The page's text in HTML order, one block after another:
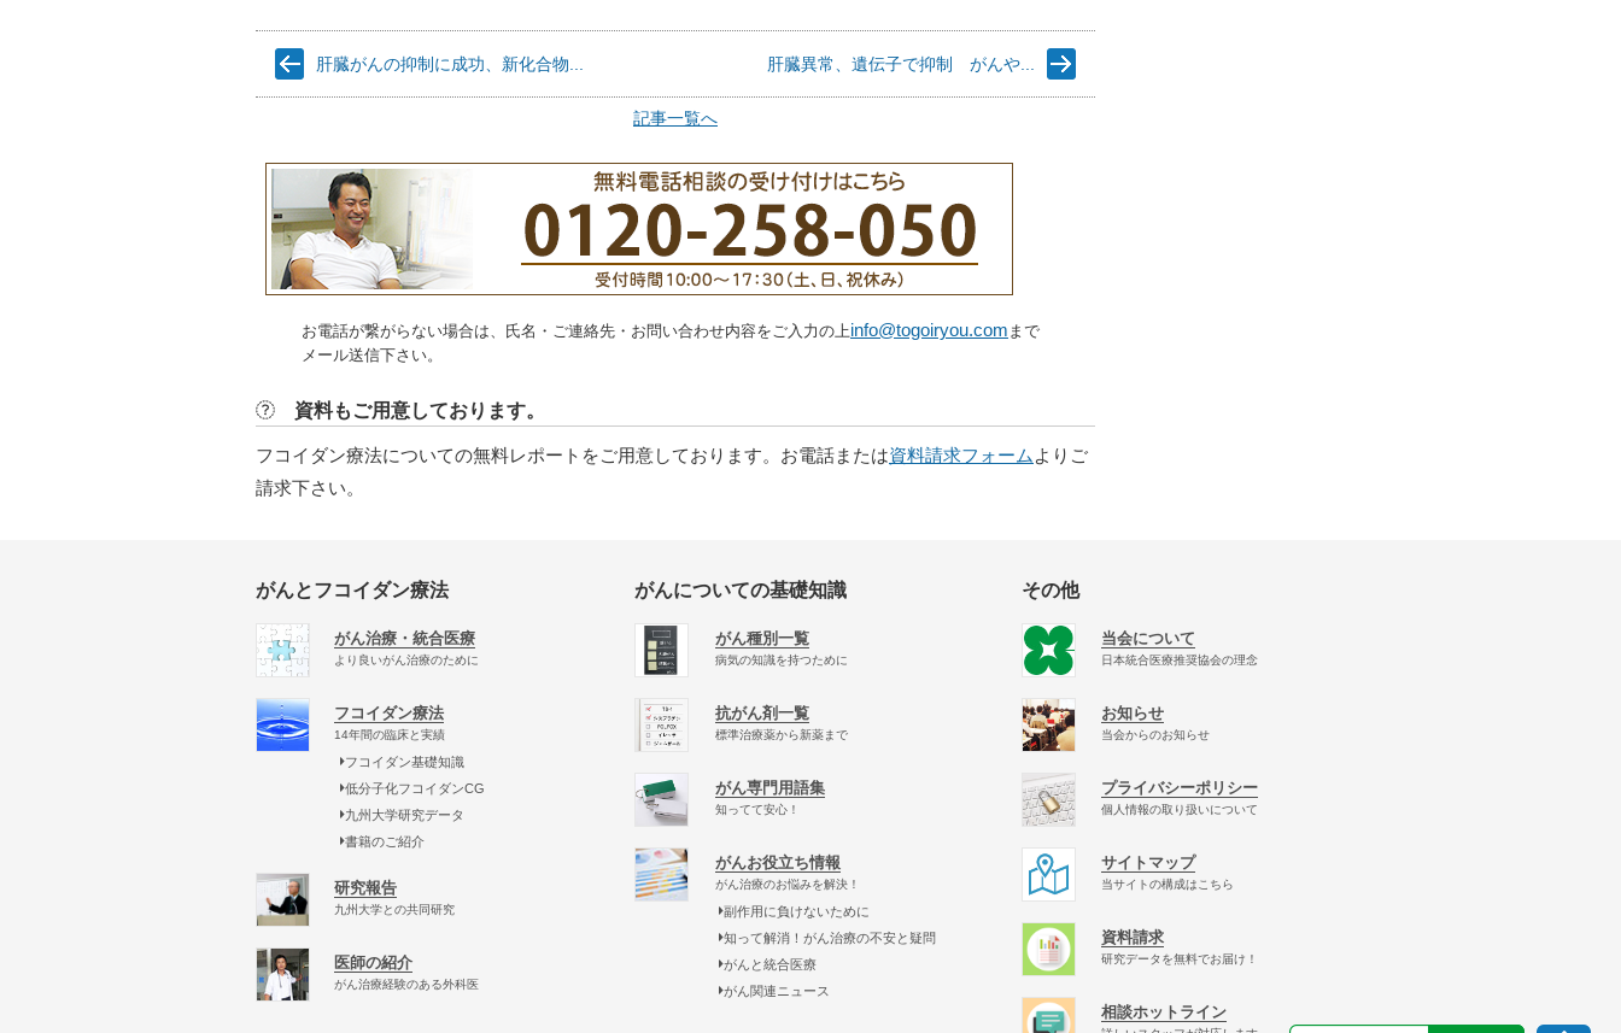
肝臓がんの抑制に成功、新化合物... 肝臓異常、遺伝子で抑制 がんや...
記事一覧へ
お電話が繋がらない場合は、氏名・ご連絡先・お問い合わせ内容をご入力の上info@togoiryou.com まで
メール送信下さい。
資料もご用意しております。
フコイダン療法についての無料レポートをご用意しております。お電話または資料請求フォーム よりご
請求下さい。
がんとフコイダン療法
がん治療・統合医療
より良いがん治療のために
フコイダン療法
14年間の臨床と実績
フコイダン基礎知識
低分子化フコイダンCG
九州大学研究データ
書籍のご紹介
研究報告
九州大学との共同研究
医師の紹介
がん治療経験のある外科医
がんについての基礎知識
がん種別一覧
病気の知識を持つために
抗がん剤一覧
標準治療薬から新薬まで
がん専門用語集
知ってて安心！
がんお役立ち情報
がん治療のお悩みを解決！
副作用に負けないために
知って解消！がん治療の不安と疑問
がんと統合医療
がん関連ニュース
その他
当会について
日本統合医療推奨協会の理念
お知らせ
当会からのお知らせ
プライバシーポリシー
個人情報の取り扱いについて
サイトマップ
当サイトの構成はこちら
資料請求
研究データを無料でお届け！
相談ホットライン